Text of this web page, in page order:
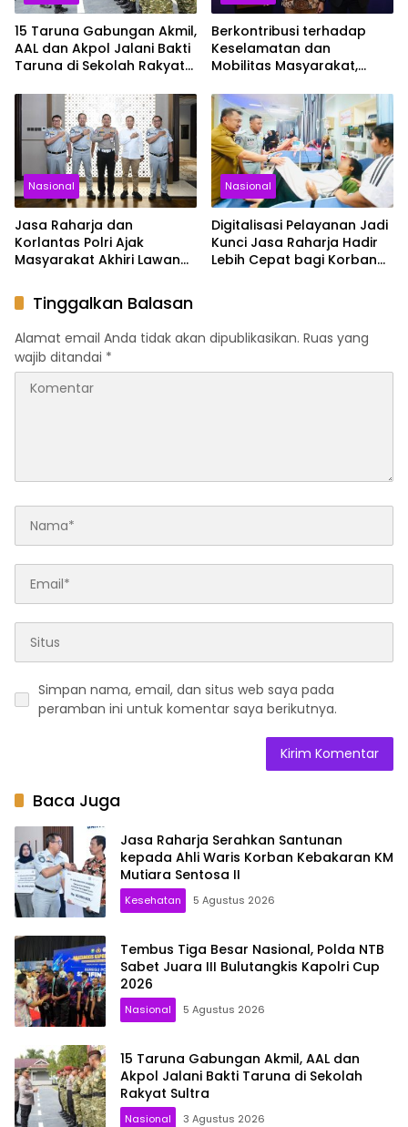
15 Taruna Gabungan Akmil,
AAL dan Akpol Jalani Bakti
Taruna di Sekolah Rakyat
Berkontribusi terhadap
Keselamatan dan
Mobilitas Masyarakat,
Penghargaan di Ajang
Transportasi Indonesia
Awards 2026
Nasional
Jasa Raharja dan
Korlantas Polri Ajak
Masyarakat Akhiri Lawan
Keselamatan Berlalu Lintas
Nasional
Digitalisasi Pelayanan Jadi
Kunci Jasa Raharja Hadir
Lebih Cepat bagi Korban
Tinggalkan Balasan
Alamat email Anda tidak akan dipublikasikan. Ruas yang
wajib ditandai *
Simpan nama, email, dan situs web saya pada
peramban ini untuk komentar saya berikutnya.
Baca Juga
Jasa Raharja Serahkan Santunan
kepada Ahli Waris Korban Kebakaran KM
Mutiara Sentosa II
Kesehatan 5 Agustus 2026
Tembus Tiga Besar Nasional, Polda NTB
Sabet Juara III Bulutangkis Kapolri Cup
2026
Nasional 5 Agustus 2026
15 Taruna Gabungan Akmil, AAL dan
Akpol Jalani Bakti Taruna di Sekolah
Rakyat Sultra
Nasional 3 Agustus 2026